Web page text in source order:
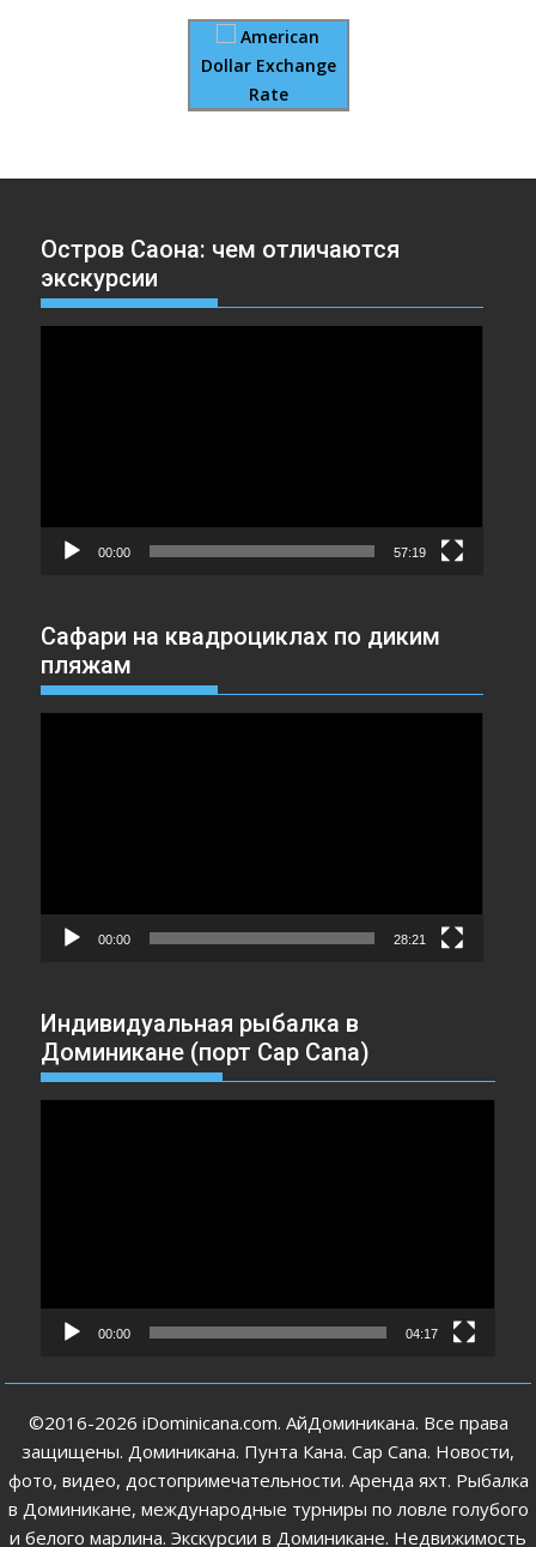
American
Dollar Exchange
Rate
Остров Саона: чем отличаются
экскурсии
00:00 57:19
Сафари на квадроциклах по диким
пляжам
00:00 28:21
Индивидуальная рыбалка в
Доминикане (порт Cap Cana)
00:00 04:17
©2016-2026 iDominicana.com. АйДоминикана. Все права
защищены. Доминикана. Пунта Кана. Cap Cana. Новости,
фото, видео, достопримечательности. Аренда яхт. Рыбалка
в Доминикане, международные турниры по ловле голубого
и белого марлина. Экскурсии в Доминикане. Недвижимость